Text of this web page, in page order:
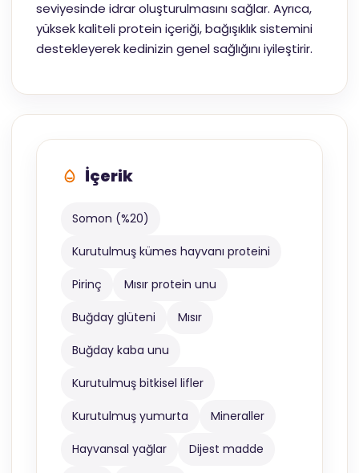
seviyesinde idrar oluşturulmasını sağlar. Ayrıca,
yüksek kaliteli protein içeriği, bağışıklık sistemini
destekleyerek kedinizin genel sağlığını iyileştirir.
İçerik
Somon (%20)
Kurutulmuş kümes hayvanı proteini
Pirinç Mısır protein unu
Buğday glüteni Mısır
Buğday kaba unu
Kurutulmuş bitkisel lifler
Kurutulmuş yumurta Mineraller
Hayvansal yağlar Dijest madde